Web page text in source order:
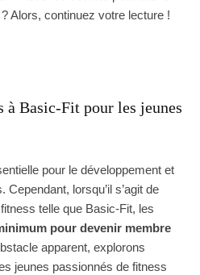
Alors, continuez votre lecture !
à Basic-Fit pour les jeunes
pour le développement et
lorsqu’il s’agit de
telle que Basic-Fit, les
pour devenir membre
apparent, explorons
jeunes passionnés de fitness